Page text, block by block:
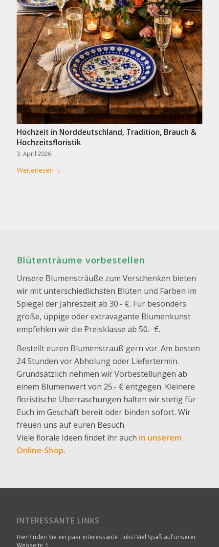
Hochzeit in Norddeutschland, Tradition, Brauch &
Hochzeitsfloristik
3. April 2026
Weiterlesen
Blütenträume vorbestellen
Unsere Blumensträuße zum Verschenken bieten
wir mit unterschiedlichsten Blüten und Farben im
Spiegel der Jahreszeit ab 30.- €. Für besonders
große, üppige oder extravagante Blumenkunst
empfehlen wir die Preisklasse ab 50.- €.
Bestellt euren Blumenstrauß gern vor. Am besten
24 Stunden vor Abholung oder Liefertermin.
Grundsätzlich nehmen wir Vorbestellungen ab
einem Blumenwert von 25.- € entgegen. Kleinere
floristische Überraschungen halten wir stetig für
Euch im Geschäft bereit oder binden sofort. Wir
freuen uns auf euren Besuch.
Viele florale Ideen findet ihr auch in unserem
Online-Shop.
INTERESSANTE LINKS
Hier finden Sie ein paar interessante Links! Viel Spaß auf unserer
Webseite :)